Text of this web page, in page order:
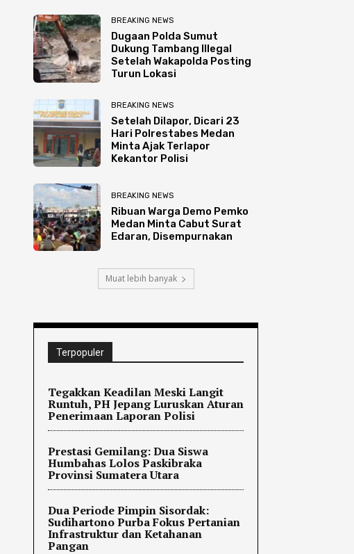
BREAKING NEWS
Dugaan Polda Sumut
Dukung Tambang Illegal
Setelah Wakapolda Posting
Turun Lokasi
BREAKING NEWS
Setelah Dilapor, Dicari 23
Hari Polrestabes Medan
Minta Ajak Terlapor
Kekantor Polisi
BREAKING NEWS
Ribuan Warga Demo Pemko
Medan Minta Cabut Surat
Edaran, Disempurnakan
Muat lebih banyak
Terpopuler
Tegakkan Keadilan Meski Langit
Runtuh, PH Jepang Luruskan Aturan
Penerimaan Laporan Polisi
Prestasi Gemilang: Dua Siswa
Humbahas Lolos Paskibraka
Provinsi Sumatera Utara
Dua Periode Pimpin Sisordak:
Sudihartono Purba Fokus Pertanian
Infrastruktur dan Ketahanan
Pangan